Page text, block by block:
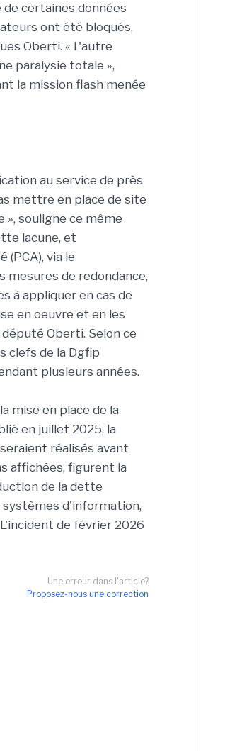
certaines données
ont été bloqués,
Oberti. « L'autre
paralysie totale »,
la mission flash menée
au service de près
mettre en place de site
souligne ce même
lacune, et
via le
mesures de redondance,
à appliquer en cas de
en oeuvre et en les
Oberti. Selon ce
clefs de la Dgfip
plusieurs années.
mise en place de la
en juillet 2025, la
réalisés avant
affichées, figurent la
de la dette
systèmes d'information,
de février 2026
Une erreur dans l'article?
Proposez-nous une correction